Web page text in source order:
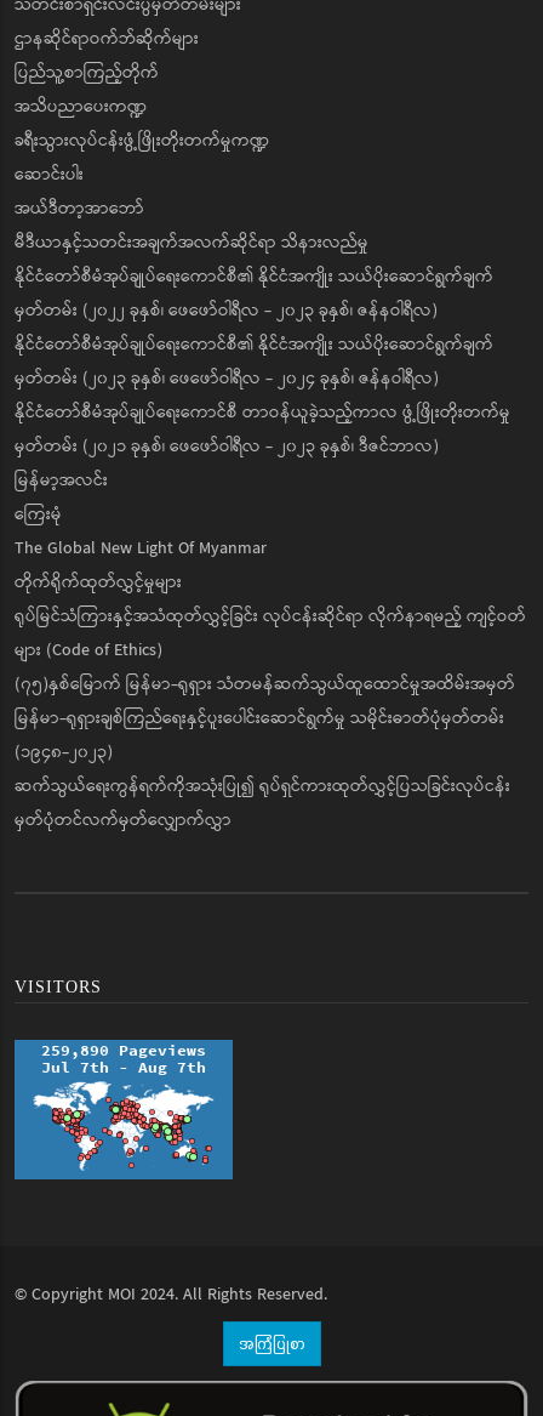
ဌာနဆိုင်ရာဝက်ဘ်ဆိုက်များ
ပြည်သူ့စာကြည့်တိုက်
အသိပညာပေးကဏ္ဍ
ခရီးသွားလုပ်ငန်းဖွံ့ဖြိုးတိုးတက်မှုကဏ္ဍ
ဆောင်းပါး
အယ်ဒီတာ့အာဘော်
မီဒီယာနှင့်သတင်းအချက်အလက်ဆိုင်ရာ သိနားလည်မှု
နိုင်ငံတော်စီမံအုပ်ချုပ်ရေးကောင်စီ၏ နိုင်ငံအကျိုး သယ်ပိုးဆောင်ရွက်ချက်
မှတ်တမ်း (၂၀၂၂ ခုနှစ်၊ ဖေဖော်ဝါရီလ - ၂၀၂၃ ခုနှစ်၊ ဇန်နဝါရီလ)
နိုင်ငံတော်စီမံအုပ်ချုပ်ရေးကောင်စီ၏ နိုင်ငံအကျိုး သယ်ပိုးဆောင်ရွက်ချက်
မှတ်တမ်း (၂၀၂၃ ခုနှစ်၊ ဖေဖော်ဝါရီလ - ၂၀၂၄ ခုနှစ်၊ ဇန်နဝါရီလ)
နိုင်ငံတော်စီမံအုပ်ချုပ်ရေးကောင်စီ တာဝန်ယူခဲ့သည့်ကာလ ဖွံ့ဖြိုးတိုးတက်မှု
မှတ်တမ်း (၂၀၂၁ ခုနှစ်၊ ဖေဖော်ဝါရီလ - ၂၀၂၃ ခုနှစ်၊ ဒီဇင်ဘာလ)
မြန်မာ့အလင်း
ကြေးမုံ
The Global New Light Of Myanmar
တိုက်ရိုက်ထုတ်လွှင့်မှုများ
ရုပ်မြင်သံကြားနှင့်အသံထုတ်လွှင့်ခြင်း လုပ်ငန်းဆိုင်ရာ လိုက်နာရမည့် ကျင့်ဝတ်
များ (Code of Ethics)
(၇၅)နှစ်မြောက် မြန်မာ-ရုရှား သံတမန်ဆက်သွယ်ထူထောင်မှုအထိမ်းအမှတ်
မြန်မာ-ရုရှားချစ်ကြည်ရေးနှင့်ပူးပေါင်းဆောင်ရွက်မှု သမိုင်းဓာတ်ပုံမှတ်တမ်း
(၁၉၄၈-၂၀၂၃)
ဆက်သွယ်ရေးကွန်ရက်ကိုအသုံးပြု၍ ရုပ်ရှင်ကားထုတ်လွှင့်ပြသခြင်းလုပ်ငန်း
မှတ်ပုံတင်လက်မှတ်လျှောက်လွှာ
VISITORS
© Copyright MOI 2024. All Rights Reserved.
အကြံပြုစာ